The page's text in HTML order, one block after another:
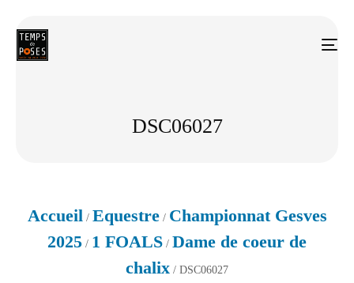
DSC06027
Accueil / Equestre/ Championnat Gesves
2025 / 1 FOALS / Dame de coeur de
chalix / DSC06027